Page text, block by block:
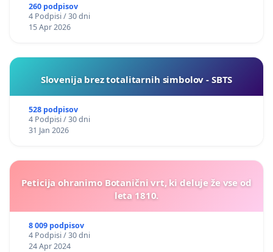
260 podpisov
4 Podpisi / 30 dni
15 Apr 2026
Slovenija brez totalitarnih simbolov - SBTS
528 podpisov
4 Podpisi / 30 dni
31 Jan 2026
Peticija ohranimo Botanični vrt, ki deluje že vse od
leta 1810.
8 009 podpisov
4 Podpisi / 30 dni
24 Apr 2024